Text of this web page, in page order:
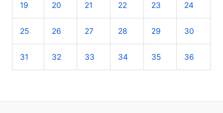
r
19 20 21 22 23 24
25 26 27 28 29 30
31 32 33 34 35 36